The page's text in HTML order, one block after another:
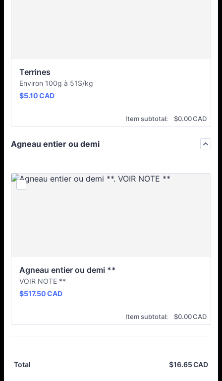
Terrines
Environ 100g à 51$/kg
$5.10 CAD
$5.10CAD
Item subtotal: $0.00 CAD
$0.00CAD
Agneau entier ou demi
Agneau entier ou demi **
VOIR NOTE **
$517.50 CAD
$517.50CAD
Item subtotal: $0.00 CAD
$0.00CAD
Total $16.65CAD